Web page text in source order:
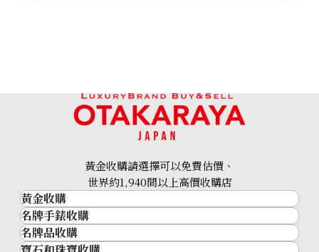
to West Germany
參考回收價
HKD 41,087.94
黃金收購請選擇可以免費估價、
世界約1,940間以上高價收購店
黃金收購
黃金･金條
金條
名牌手錶收購
名牌手錶收購
名牌品收購